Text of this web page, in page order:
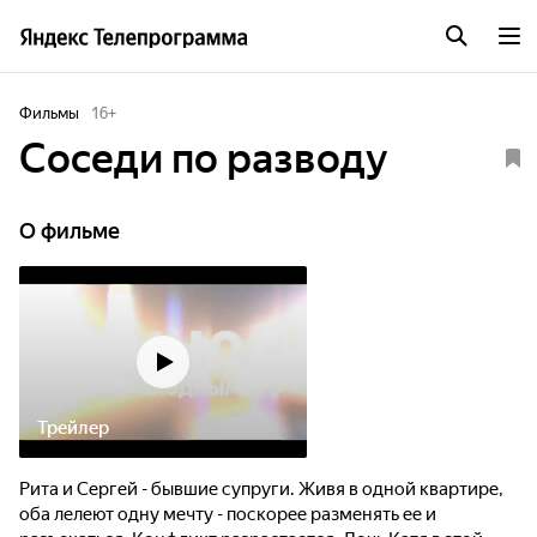
Фильмы 16+
Соседи по разводу
О фильме
Трейлер
Рита и Сергей - бывшие супруги. Живя в одной квартире,
оба лелеют одну мечту - поскорее разменять ее и